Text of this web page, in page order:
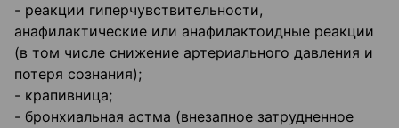
- реакции гиперчувствительности,
анафилактические или анафилактоидные реакции
(в том числе снижение артериального давления и
потеря сознания);
- крапивница;
- бронхиальная астма (внезапное затрудненное